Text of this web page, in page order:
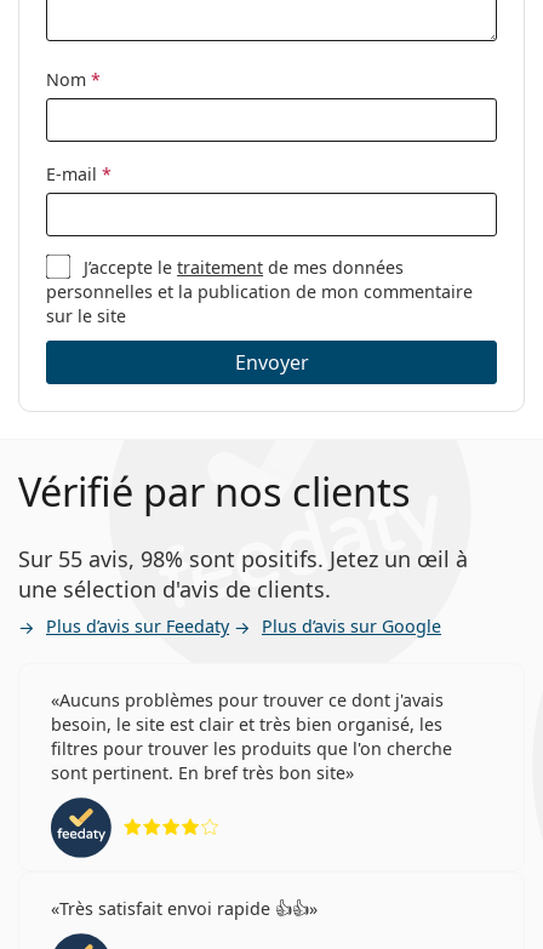
Nom *
E-mail *
J’accepte letraitement de mes données
personnelles et la publication de mon commentaire
sur le site
Envoyer
Vérifié par nos clients
Sur 55 avis, 98% sont positifs. Jetez un œil à
une sélection d'avis de clients.
Plus d’avis sur Feedaty Plus d’avis sur Google
Aucuns problèmes pour trouver ce dont j'avais
besoin, le site est clair et très bien organisé, les
filtres pour trouver les produits que l'on cherche
sont pertinent. En bref très bon site
Très satisfait envoi rapide 👍👍